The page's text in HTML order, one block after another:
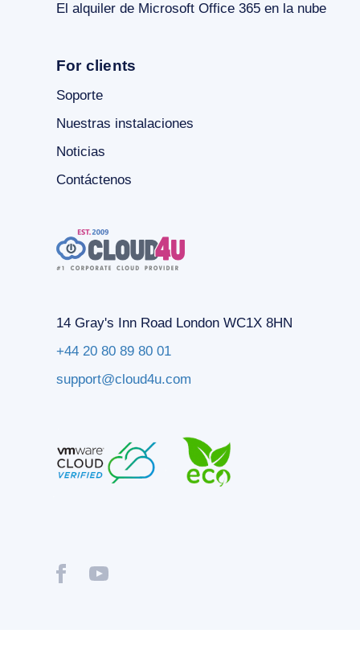
El alquiler de Microsoft Office 365 en la nube
For clients
Soporte
Nuestras instalaciones
Noticias
Contáctenos
14 Gray's Inn Road London WC1X 8HN
+44 20 80 89 80 01
support@cloud4u.com